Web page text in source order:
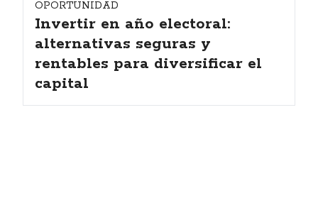
OPORTUNIDAD
Invertir en año electoral:
alternativas seguras y
rentables para diversificar el
capital